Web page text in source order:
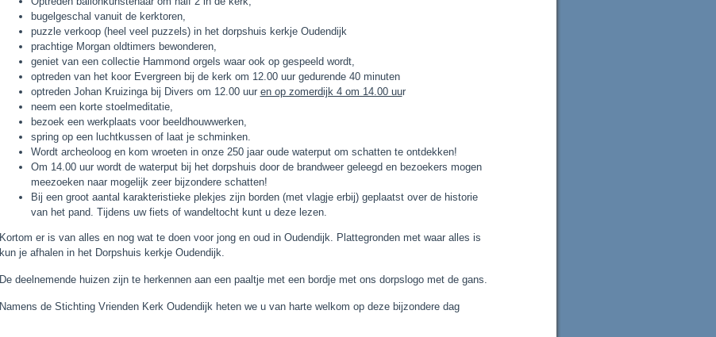
bugelgeschal vanuit de kerktoren,
puzzle verkoop (heel veel puzzels) in het dorpshuis kerkje Oudendijk
prachtige Morgan oldtimers bewonderen,
geniet van een collectie Hammond orgels waar ook op gespeeld wordt,
optreden van het koor Evergreen bij de kerk om 12.00 uur gedurende 40 minuten
optreden Johan Kruizinga bij Divers om 12.00 uur en op zomerdijk 4 om 14.00 uur
neem een korte stoelmeditatie,
bezoek een werkplaats voor beeldhouwwerken,
spring op een luchtkussen of laat je schminken.
Wordt archeoloog en kom wroeten in onze 250 jaar oude waterput om schatten te ontdekken!
Om 14.00 uur wordt de waterput bij het dorpshuis door de brandweer geleegd en bezoekers mogen
meezoeken naar mogelijk zeer bijzondere schatten!
Bij een groot aantal karakteristieke plekjes zijn borden (met vlagje erbij) geplaatst over de historie
van het pand. Tijdens uw fiets of wandeltocht kunt u deze lezen.
Kortom er is van alles en nog wat te doen voor jong en oud in Oudendijk. Plattegronden met waar alles is
kun je afhalen in het Dorpshuis kerkje Oudendijk.
De deelnemende huizen zijn te herkennen aan een paaltje met een bordje met ons dorpslogo met de gans.
Namens de Stichting Vrienden Kerk Oudendijk heten we u van harte welkom op deze bijzondere dag